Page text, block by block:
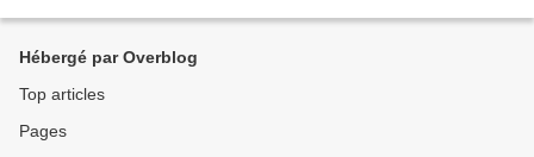
Hébergé par Overblog
Top articles
Pages